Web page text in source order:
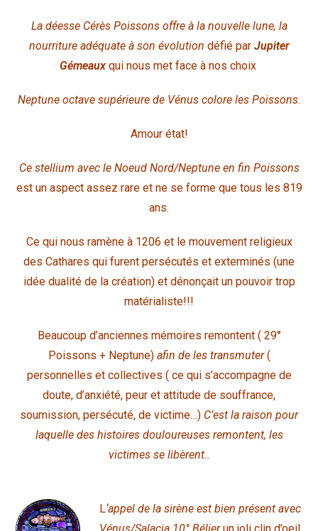
La déesse Cérès Poissons offre à la nouvelle lune, la
nourriture adéquate à son évolution défié parJupiter
Gémeauxqui nous met face à nos choix
Neptune octave supérieure de Vénus colore les Poissons.
Amour état!
Ce stellium avec le Noeud Nord/Neptune en fin Poissons
est un aspect assez rare et ne se forme que tous les 819
ans.
Ce qui nous ramène à 1206 et le mouvement religieux
des Cathares qui furent persécutés et exterminés (une
idée dualité de la création) et dénonçait un pouvoir trop
matérialiste!!!
Beaucoup d’anciennes mémoires remontent ( 29°
Poissons + Neptune) afin de les transmuter(
personnelles et collectives ( ce qui s’accompagne de
doute, d’anxiété, peur et attitude de souffrance,
soumission, persécuté, de victime…) C’est la raison pour
laquelle des histoires douloureuses remontent, les
victimes se libèrent..
L‘appel de la sirène est bien présent avec